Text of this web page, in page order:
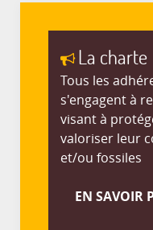
La charte
Tous les
s'engagent à
visant à
valoriser leur
et/ou fossiles
EN SAVOIR